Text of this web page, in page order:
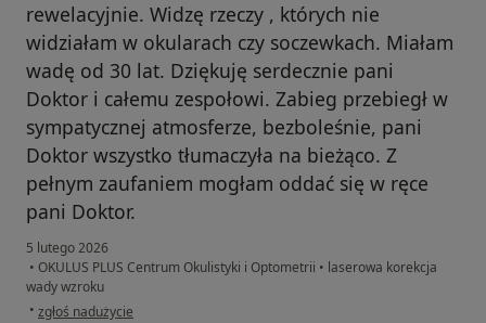
rewelacyjnie. Widzę rzeczy , których nie
widziałam w okularach czy soczewkach. Miałam
wadę od 30 lat. Dziękuję serdecznie pani
Doktor i całemu zespołowi. Zabieg przebiegł w
sympatycznej atmosferze, bezboleśnie, pani
Doktor wszystko tłumaczyła na bieżąco. Z
pełnym zaufaniem mogłam oddać się w ręce
pani Doktor.
5 lutego 2026
• OKULUS PLUS Centrum Okulistyki i Optometrii • laserowa korekcja
wady wzroku
• w opinii użytkownika Kasia
zgłoś nadużycie